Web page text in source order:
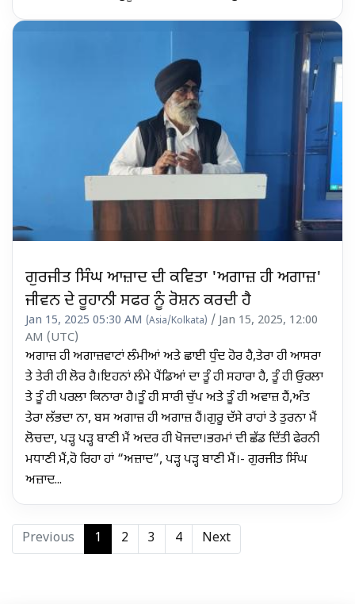
ਗੁਰਜੀਤ ਸਿੰਘ ਆਜ਼ਾਦ ਦੀ ਕਵਿਤਾ 'ਅਗਾਜ਼ ਹੀ ਅਗਾਜ਼'
ਜੀਵਨ ਦੇ ਰੂਹਾਨੀ ਸਫਰ ਨੂੰ ਰੋਸ਼ਨ ਕਰਦੀ ਹੈ
Jan 15, 2025 05:30 AM (Asia/Kolkata) / Jan 15, 2025, 12:00
AM (UTC)
ਅਗਾਜ਼ ਹੀ ਅਗਾਜ਼ਵਾਟਾਂ ਲੰਮੀਆਂ ਅਤੇ ਛਾਈ ਧੁੰਦ ਹੋਰ ਹੈ,ਤੇਰਾ ਹੀ ਆਸਰਾ
ਤੇ ਤੇਰੀ ਹੀ ਲੋਰ ਹੈ।ਇਹਨਾਂ ਲੰਮੇ ਪੈਂਡਿਆਂ ਦਾ ਤੂੰ ਹੀ ਸਹਾਰਾ ਹੈ, ਤੂੰ ਹੀ ਓੁਰਲਾ
ਤੇ ਤੂੰ ਹੀ ਪਰਲਾ ਕਿਨਾਰਾ ਹੈ।ਤੂੰ ਹੀ ਸਾਰੀ ਚੁੱਪ ਅਤੇ ਤੂੰ ਹੀ ਅਵਾਜ਼ ਹੈਂ,ਅੰਤ
ਤੇਰਾ ਲੱਭਦਾ ਨਾ, ਬਸ ਅਗਾਜ਼ ਹੀ ਅਗਾਜ਼ ਹੈਂ।ਗੁਰੂ ਦੱਸੇ ਰਾਹਾਂ ਤੇ ਤੁਰਨਾ ਮੈਂ
ਲੋਚਦਾ, ਪੜ੍ਹ ਪੜ੍ਹ ਬਾਣੀ ਮੈਂ ਅਦਰ ਹੀ ਖੋਜਦਾ।ਭਰਮਾਂ ਦੀ ਛੱਡ ਦਿੱਤੀ ਫੇਰਨੀ
ਮਧਾਣੀ ਮੈਂ,ਹੋ ਰਿਹਾ ਹਾਂ “ਅਜ਼ਾਦ”, ਪੜ੍ਹ ਪੜ੍ਹ ਬਾਣੀ ਮੈਂ।- ਗੁਰਜੀਤ ਸਿੰਘ
ਅਜ਼ਾਦ...
Previous 1 2 3 4 Next